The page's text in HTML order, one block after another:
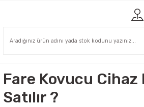
Fare Kovucu Cihaz
Satılır ?